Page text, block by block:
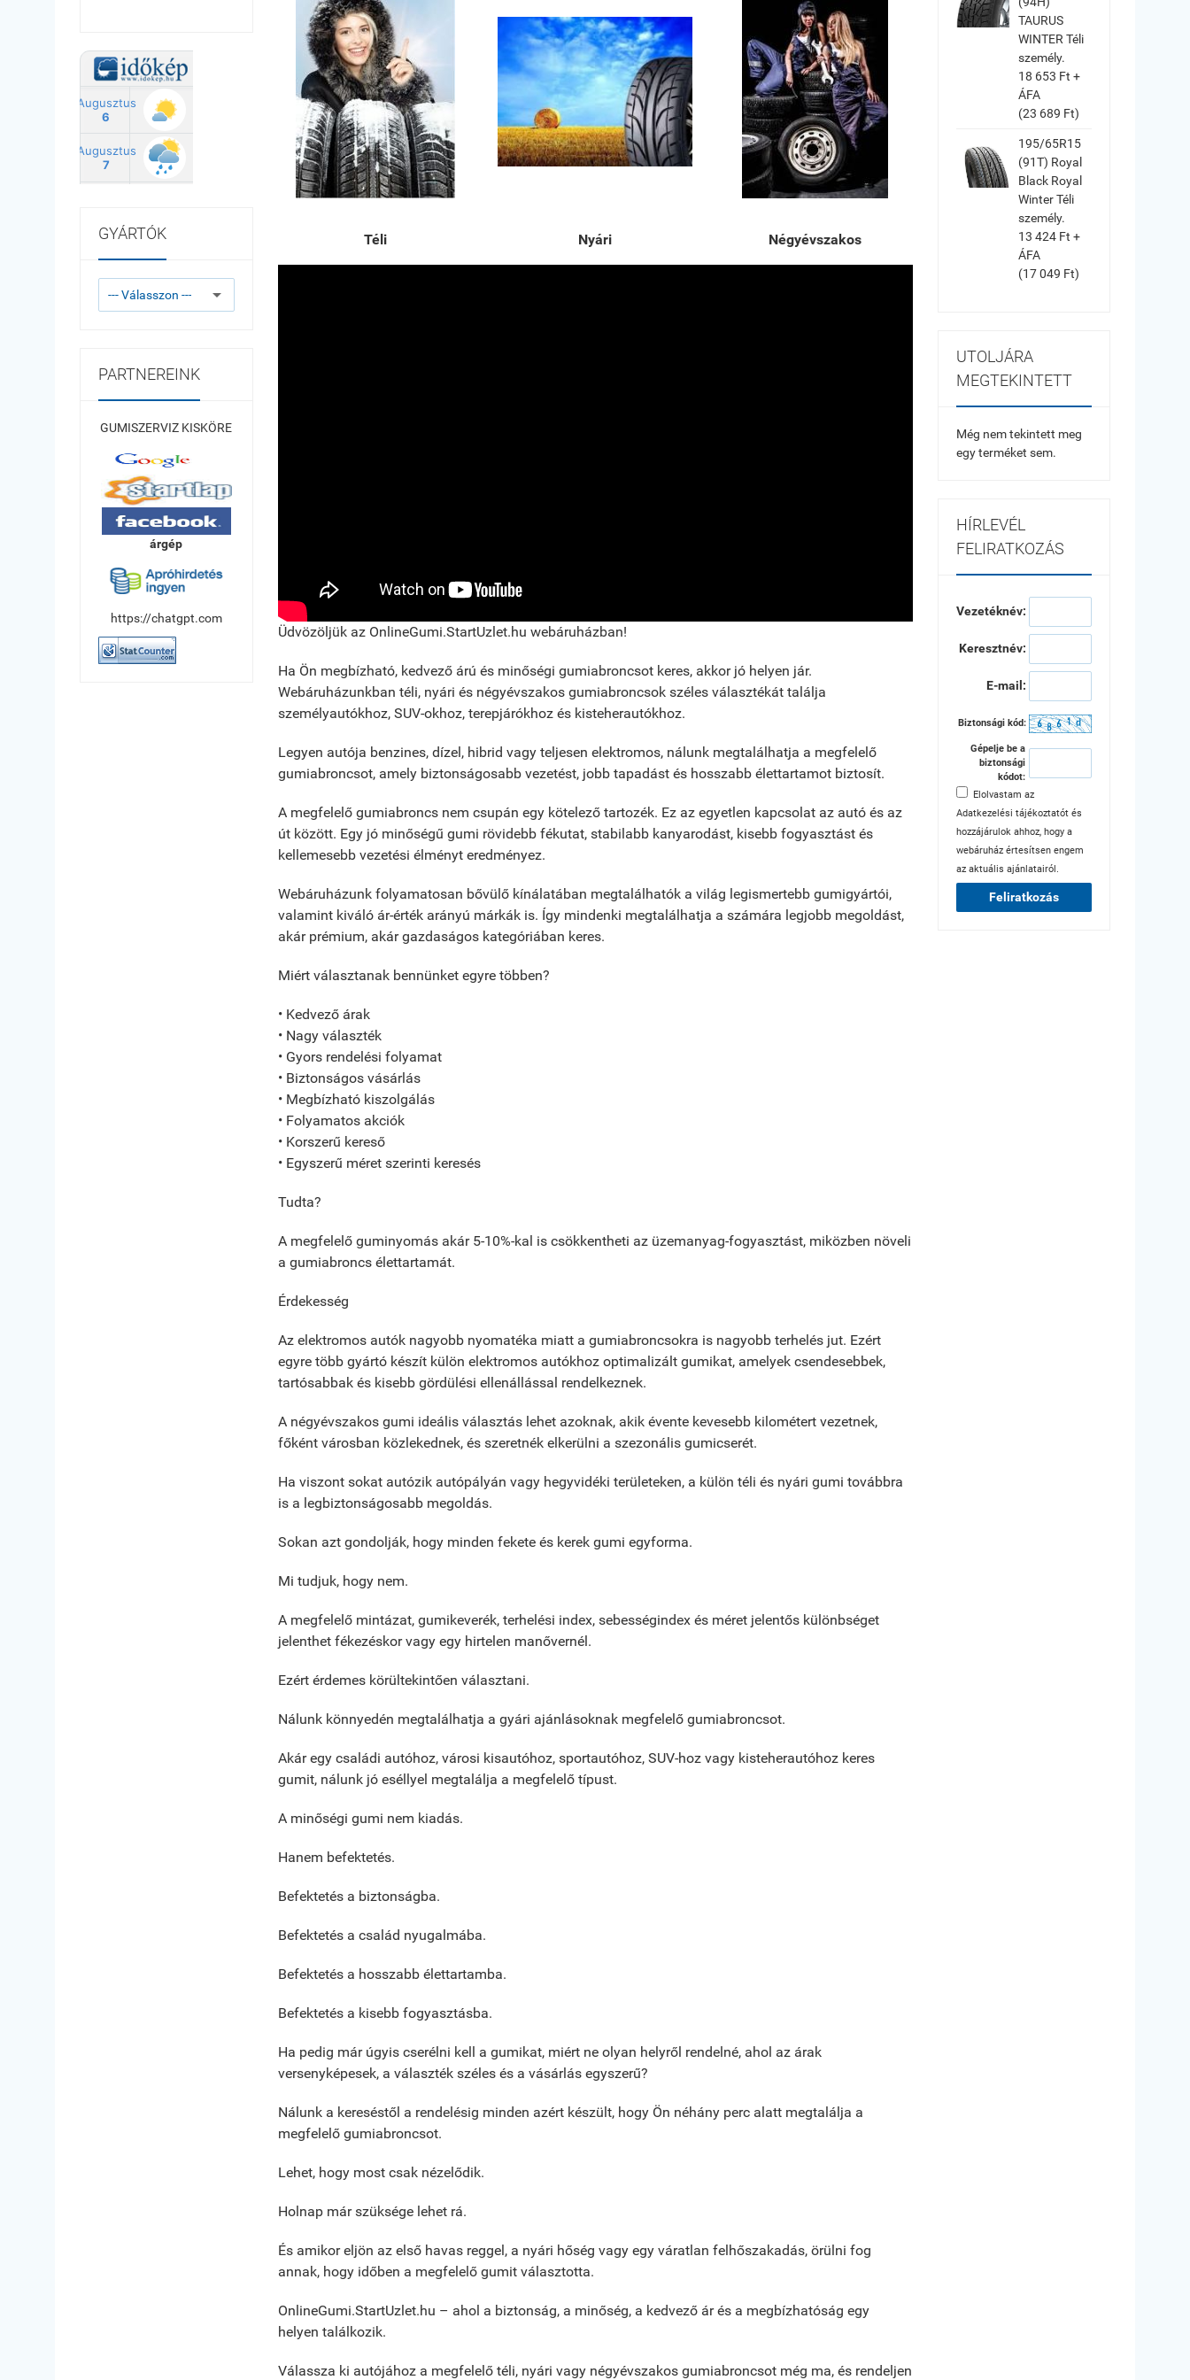
GYÁRTÓK
PARTNEREINK
GUMISZERVIZ KISKÖRE
árgép
https://chatgpt.com
Téli Nyári Négyévszakos
Üdvözöljük az OnlineGumi.StartUzlet.hu webáruházban!
Ha Ön megbízható, kedvező árú és minőségi gumiabroncsot keres, akkor jó helyen jár.
Webáruházunkban téli, nyári és négyévszakos gumiabroncsok széles választékát találja
személyautókhoz, SUV-okhoz, terepjárókhoz és kisteherautókhoz.
Legyen autója benzines, dízel, hibrid vagy teljesen elektromos, nálunk megtalálhatja a megfelelő
gumiabroncsot, amely biztonságosabb vezetést, jobb tapadást és hosszabb élettartamot biztosít.
A megfelelő gumiabroncs nem csupán egy kötelező tartozék. Ez az egyetlen kapcsolat az autó és az
út között. Egy jó minőségű gumi rövidebb fékutat, stabilabb kanyarodást, kisebb fogyasztást és
kellemesebb vezetési élményt eredményez.
Webáruházunk folyamatosan bővülő kínálatában megtalálhatók a világ legismertebb gumigyártói,
valamint kiváló ár-érték arányú márkák is. Így mindenki megtalálhatja a számára legjobb megoldást,
akár prémium, akár gazdaságos kategóriában keres.
Miért választanak bennünket egyre többen?
• Kedvező árak
• Nagy választék
• Gyors rendelési folyamat
• Biztonságos vásárlás
• Megbízható kiszolgálás
• Folyamatos akciók
• Korszerű kereső
• Egyszerű méret szerinti keresés
Tudta?
A megfelelő guminyomás akár 5-10%-kal is csökkentheti az üzemanyag-fogyasztást, miközben növeli
a gumiabroncs élettartamát.
Érdekesség
Az elektromos autók nagyobb nyomatéka miatt a gumiabroncsokra is nagyobb terhelés jut. Ezért
egyre több gyártó készít külön elektromos autókhoz optimalizált gumikat, amelyek csendesebbek,
tartósabbak és kisebb gördülési ellenállással rendelkeznek.
A négyévszakos gumi ideális választás lehet azoknak, akik évente kevesebb kilométert vezetnek,
főként városban közlekednek, és szeretnék elkerülni a szezonális gumicserét.
Ha viszont sokat autózik autópályán vagy hegyvidéki területeken, a külön téli és nyári gumi továbbra
is a legbiztonságosabb megoldás.
Sokan azt gondolják, hogy minden fekete és kerek gumi egyforma.
Mi tudjuk, hogy nem.
A megfelelő mintázat, gumikeverék, terhelési index, sebességindex és méret jelentős különbséget
jelenthet fékezéskor vagy egy hirtelen manővernél.
Ezért érdemes körültekintően választani.
Nálunk könnyedén megtalálhatja a gyári ajánlásoknak megfelelő gumiabroncsot.
Akár egy családi autóhoz, városi kisautóhoz, sportautóhoz, SUV-hoz vagy kisteherautóhoz keres
gumit, nálunk jó eséllyel megtalálja a megfelelő típust.
A minőségi gumi nem kiadás.
Hanem befektetés.
Befektetés a biztonságba.
Befektetés a család nyugalmába.
Befektetés a hosszabb élettartamba.
Befektetés a kisebb fogyasztásba.
Ha pedig már úgyis cserélni kell a gumikat, miért ne olyan helyről rendelné, ahol az árak
versenyképesek, a választék széles és a vásárlás egyszerű?
Nálunk a kereséstől a rendelésig minden azért készült, hogy Ön néhány perc alatt megtalálja a
megfelelő gumiabroncsot.
Lehet, hogy most csak nézelődik.
Holnap már szüksége lehet rá.
És amikor eljön az első havas reggel, a nyári hőség vagy egy váratlan felhőszakadás, örülni fog
annak, hogy időben a megfelelő gumit választotta.
OnlineGumi.StartUzlet.hu – ahol a biztonság, a minőség, a kedvező ár és a megbízhatóság egy
helyen találkozik.
Válassza ki autójához a megfelelő téli, nyári vagy négyévszakos gumiabroncsot még ma, és rendeljen
TAURUS
WINTER Téli
személy.
18 653 Ft +
ÁFA
(23 689 Ft)
195/65R15
(91T) Royal
Black Royal
Winter Téli
személy.
13 424 Ft +
ÁFA
(17 049 Ft)
UTOLJÁRA
MEGTEKINTETT
Még nem tekintett meg
egy terméket sem.
HÍRLEVÉL
FELIRATKOZÁS
Vezetéknév:
Keresztnév:
E-mail:
Biztonsági kód:
Gépelje be a
biztonsági
kódot:
Elolvastam az
Adatkezelési tájékoztatótés
hozzájárulok ahhoz, hogy a
webáruház értesítsen engem
az aktuális ajánlatairól.
Feliratkozás